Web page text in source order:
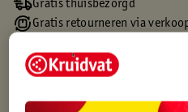
Gratis thuisbezorgd
Gratis retourneren via